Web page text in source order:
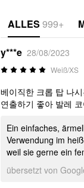
ALLES 999+
y***e 28/08/2023
Weiß/XS
베이직한 크롭 탑 나
연출하기 좋아 발레
Ein einfaches,
Verwendung im
weil sie gerne ein
übersetzt von